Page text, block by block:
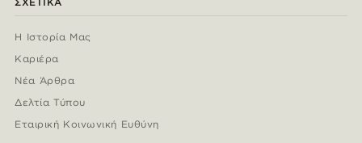
Η Ιστορία Μας
Καριέρα
Νέα Άρθρα
Δελτία Τύπου
Εταιρική Κοινωνική Ευθύνη